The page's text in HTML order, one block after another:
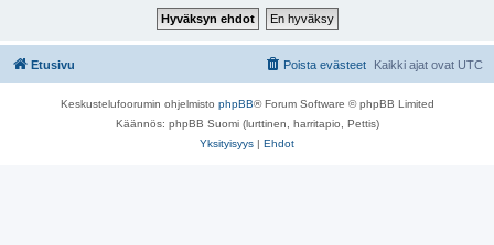
Etusivu Kaikki ajat ovat UTC
Poista evästeet
Keskustelufoorumin ohjelmisto phpBB® Forum Software © phpBB Limited
Käännös: phpBB Suomi (lurttinen, harritapio, Pettis)
Yksityisyys | Ehdot